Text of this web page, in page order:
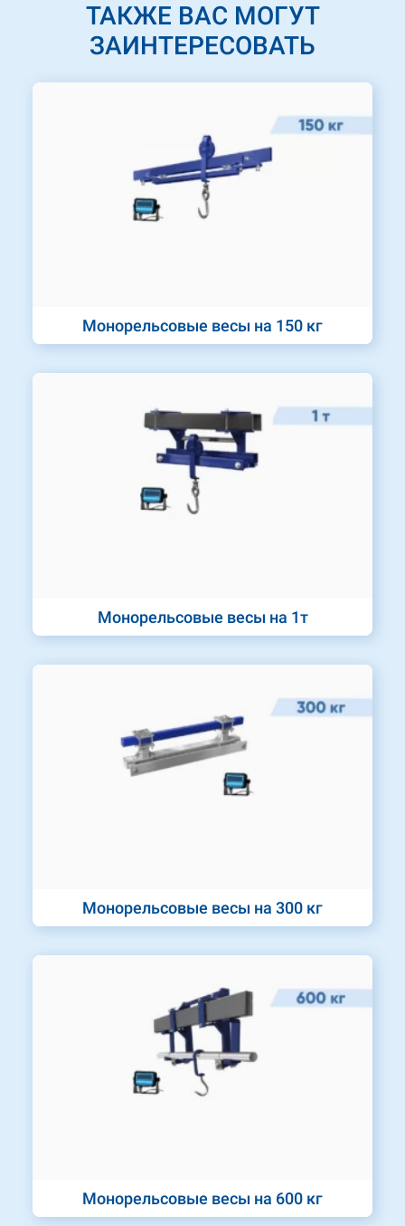
ТАКЖЕ ВАС МОГУТ
ЗАИНТЕРЕСОВАТЬ
Монорельсовые весы на 150 кг
Монорельсовые весы на 1т
Монорельсовые весы на 300 кг
Монорельсовые весы на 600 кг